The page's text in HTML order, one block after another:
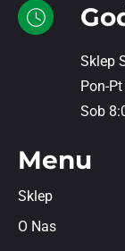
Sklep
Pon-
Sob
Menu
Sklep
O Nas